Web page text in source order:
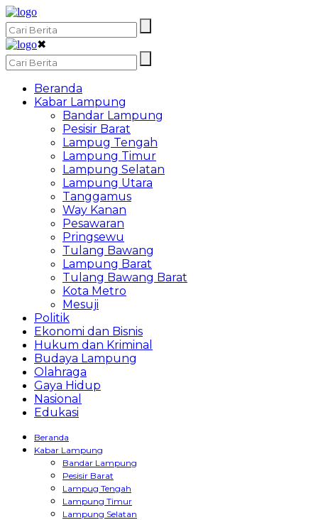
✖
Beranda
Kabar Lampung
Bandar Lampung
Pesisir Barat
Lampug Tengah
Lampung Timur
Lampung Selatan
Lampung Utara
Tanggamus
Way Kanan
Pesawaran
Pringsewu
Tulang Bawang
Lampung Barat
Tulang Bawang Barat
Kota Metro
Mesuji
Politik
Ekonomi dan Bisnis
Hukum dan Kriminal
Budaya Lampung
Olahraga
Gaya Hidup
Nasional
Edukasi
Beranda
Kabar Lampung
Bandar Lampung
Pesisir Barat
Lampug Tengah
Lampung Timur
Lampung Selatan